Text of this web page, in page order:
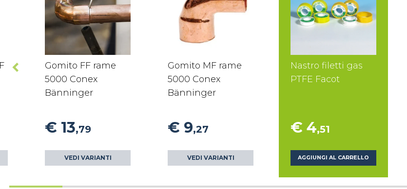
Gomito FF rame
5000 Conex
Bänninger
€ 13,79
VEDI VARIANTI
Gomito MF rame
5000 Conex
Bänninger
€ 9,27
VEDI VARIANTI
Nastro filetti gas
PTFE Facot
€ 4,51
AGGIUNGI AL CARRELLO